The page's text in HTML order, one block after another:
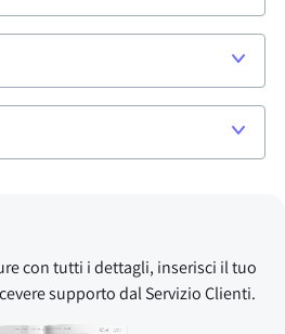
con tutti i dettagli, inserisci il tuo
supporto dal Servizio Clienti.